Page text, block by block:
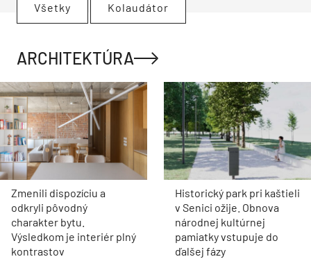
Všetky Kolaudátor
ARCHITEKTÚRA
Zmenili dispozíciu a
odkryli pôvodný
charakter bytu.
Výsledkom je interiér plný
kontrastov
Historický park pri kaštieli
v Senici ožije. Obnova
národnej kultúrnej
pamiatky vstupuje do
ďalšej fázy